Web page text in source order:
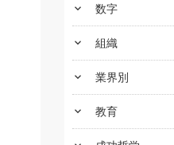
keyboard_arrow_down 数字
keyboard_arrow_down 組織
keyboard_arrow_down 業界別
keyboard_arrow_down 教育